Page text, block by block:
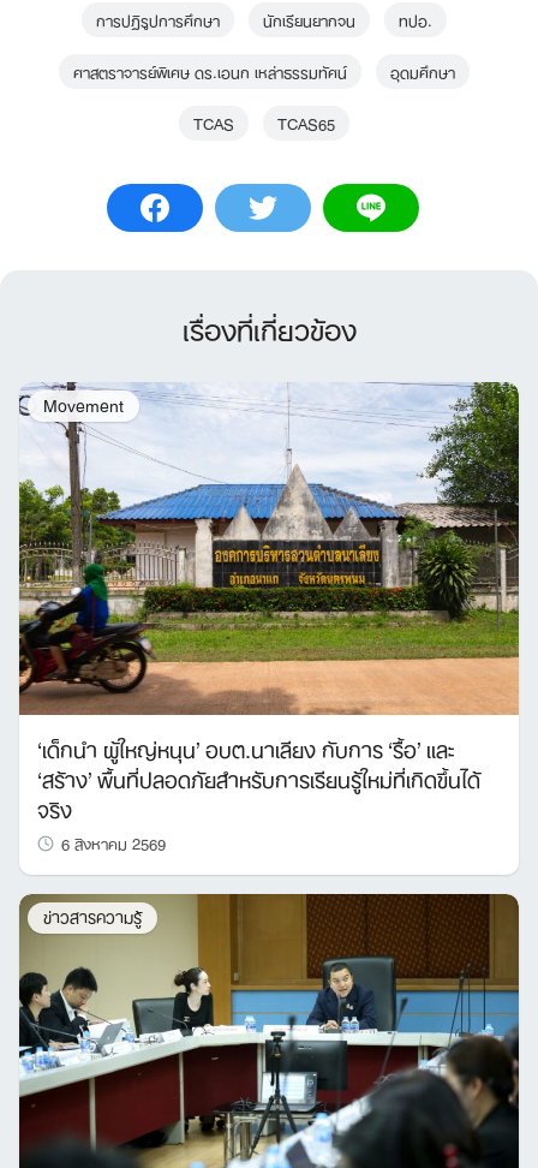
การปฏิรูปการศึกษา
นักเรียนยากจน
ทปอ.
ศาสตราจารย์พิเศษ ดร.เอนก เหล่าธรรมทัศน์
อุดมศึกษา
TCAS
TCAS65
เรื่องที่เกี่ยวข้อง
Movement
‘เด็กนำ ผู้ใหญ่หนุน’ อบต.นาเลียง กับการ ‘รื้อ’ และ
‘สร้าง’ พื้นที่ปลอดภัยสำหรับการเรียนรู้ใหม่ที่เกิดขึ้นได้
จริง
6 สิงหาคม 2569
ข่าวสารความรู้